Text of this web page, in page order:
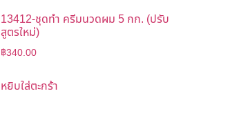
13412-ชุดทำ ครีมนวดผม 5 กก. (ปรับ
สูตรใหม่)
฿340.00
หยิบใส่ตะกร้า